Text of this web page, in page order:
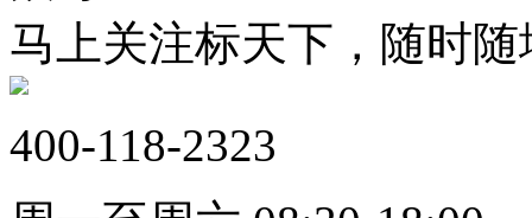
马上关注标天下，随时
400-118-2323